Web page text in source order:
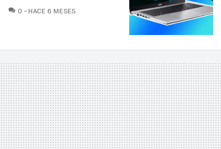
0 COMENTARIOS
HACE 6 MESES